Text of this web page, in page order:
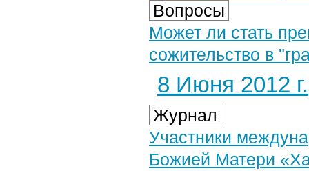
Вопросы
Может ли стать
сожительство в
8 Июня 2012 г.
Журнал
Участники
Божией Матери